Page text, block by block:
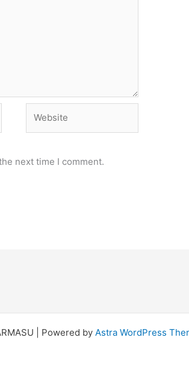
next time I comment.
| Powered by Astra WordPress